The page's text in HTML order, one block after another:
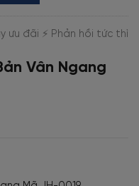
Vân Ngang